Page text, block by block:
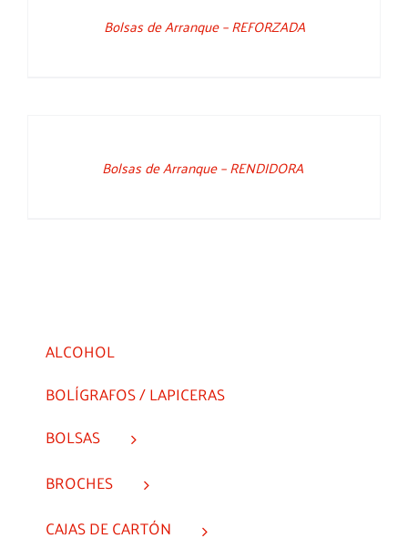
Bolsas de Arranque – REFORZADA
Bolsas de Arranque – RENDIDORA
ALCOHOL
BOLÍGRAFOS / LAPICERAS
BOLSAS
BROCHES
CAJAS DE CARTÓN